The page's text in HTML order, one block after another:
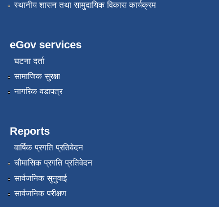
स्थानीय शासन तथा सामुदायिक विकास कार्यक्रम
eGov services
घटना दर्ता
सामाजिक सुरक्षा
नागरिक वडापत्र
Reports
वार्षिक प्रगति प्रतिवेदन
चौमासिक प्रगति प्रतिवेदन
सार्वजनिक सुनुवाई
सार्वजनिक परीक्षण